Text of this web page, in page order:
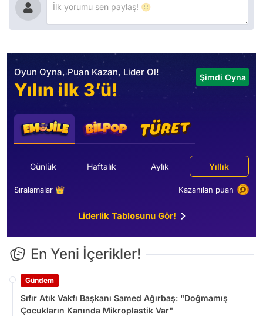
Oyun Oyna, Puan Kazan, Lider Ol!
Yılın ilk 3’ü!
Şimdi Oyna
Günlük Haftalık Aylık Yıllık
Sıralamalar 👑 Kazanılan puan
Liderlik Tablosunu Gör!
En Yeni İçerikler!
Gündem
Sıfır Atık Vakfı Başkanı Samed Ağırbaş: "Doğmamış
Çocukların Kanında Mikroplastik Var"